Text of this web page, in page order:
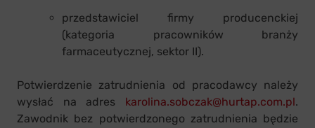
przedstawiciel firmy producenckiej
(kategoria pracowników branży
farmaceutycznej, sektor II).
Potwierdzenie zatrudnienia od pracodawcy należy
wysłać na adres karolina.sobczak@hurtap.com.pl.
Zawodnik bez potwierdzonego zatrudnienia będzie